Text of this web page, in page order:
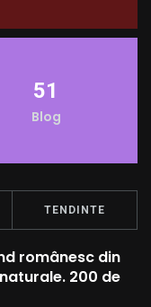
51
Blog
TENDINTE
românesc din
200 de